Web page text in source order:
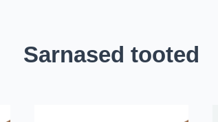
Sarnased tooted